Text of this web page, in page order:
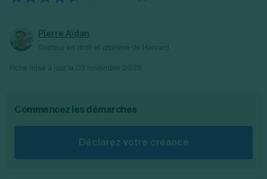
Pierre Aïdan
Commencez les démarches
Déclarez votre créance